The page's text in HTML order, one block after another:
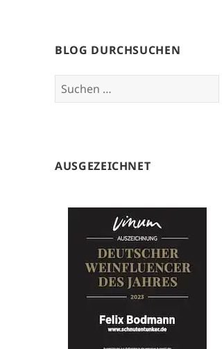
BLOG DURCHSUCHEN
Suchen
nach:
AUSGEZEICHNET